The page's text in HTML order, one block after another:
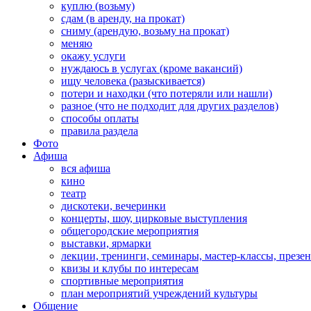
куплю (возьму)
сдам (в аренду, на прокат)
сниму (арендую, возьму на прокат)
меняю
окажу услуги
нуждаюсь в услугах (кроме вакансий)
ищу человека (разыскивается)
потери и находки (что потеряли или нашли)
разное (что не подходит для других разделов)
способы оплаты
правила раздела
Фото
Афиша
вся афиша
кино
театр
дискотеки, вечеринки
концерты, шоу, цирковые выступления
общегородские мероприятия
выставки, ярмарки
лекции, тренинги, семинары, мастер-классы,
квизы и клубы по интересам
спортивные мероприятия
план мероприятий учреждений культуры
Общение